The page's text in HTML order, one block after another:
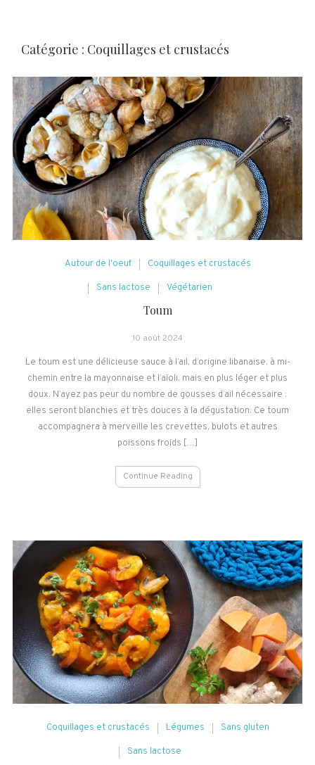
Catégorie : Coquillages et crustacés
Autour de l'oeuf Coquillages et crustacés
Sans lactose Végétarien
Toum
10 août 2024
Le toum est une délicieuse sauce à l’ail, d’origine libanaise, à mi-
chemin entre la mayonnaise et l’aïoli, mais en plus léger et plus
doux. N’ayez pas peur du nombre de gousses d’ail nécessaire :
elles seront blanchies et très douces à la dégustation. Ce toum
accompagnera à merveille les crevettes, bulots et autres
poissons froids […]
Continue Reading
Coquillages et crustacés Légumes Sans gluten
Sans lactose